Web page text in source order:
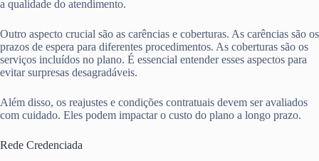
a qualidade do atendimento.
Outro aspecto crucial são as carências e coberturas. As carências são os
prazos de espera para diferentes procedimentos. As coberturas são os
serviços incluídos no plano. É essencial entender esses aspectos para
evitar surpresas desagradáveis.
Além disso, os reajustes e condições contratuais devem ser avaliados
com cuidado. Eles podem impactar o custo do plano a longo prazo.
Rede Credenciada